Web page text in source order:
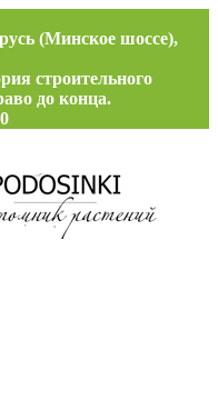
(Минское шоссе),
строительного
до конца.